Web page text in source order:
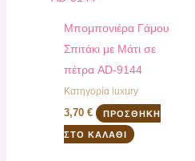
Μπομπονιέρα Γάμου
Σπιτάκι με Μάτι σε
πέτρα AD-9144
Κατηγορία luxury
3,70€ ΠΡΟΣΘΉΚΗ
ΣΤΟ ΚΑΛΆΘΙ